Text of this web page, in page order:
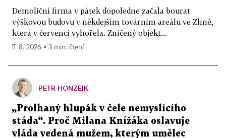
Demoliční firma v pátek dopoledne začala bourat
výškovou budovu v někdejším továrním areálu ve Zlíně,
která v červenci vyhořela. Zničený objekt...
7. 8. 2026 ▪ 3 min. čtení
PETR HONZEJK
„Prolhaný hlupák v čele nemyslícího
stáda“. Proč Milana Knížáka oslavuje
vláda vedená mužem, kterým umělec